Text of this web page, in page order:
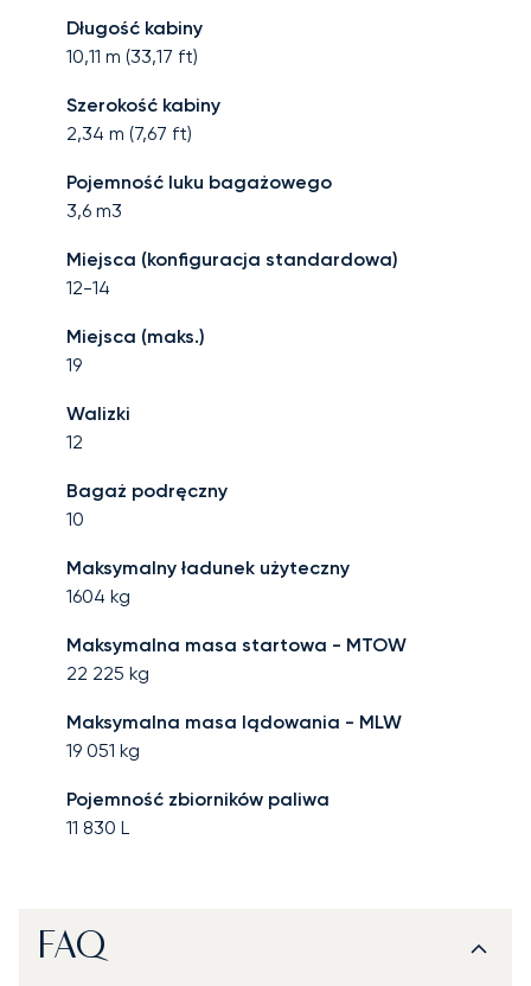
Długość kabiny
10,11 m (33,17 ft)
Szerokość kabiny
2,34 m (7,67 ft)
Pojemność luku bagażowego
3,6 m3
Miejsca (konfiguracja standardowa)
12-14
Miejsca (maks.)
19
Walizki
12
Bagaż podręczny
10
Maksymalny ładunek użyteczny
1604 kg
Maksymalna masa startowa - MTOW
22 225 kg
Maksymalna masa lądowania - MLW
19 051 kg
Pojemność zbiorników paliwa
11 830 L
FAQ